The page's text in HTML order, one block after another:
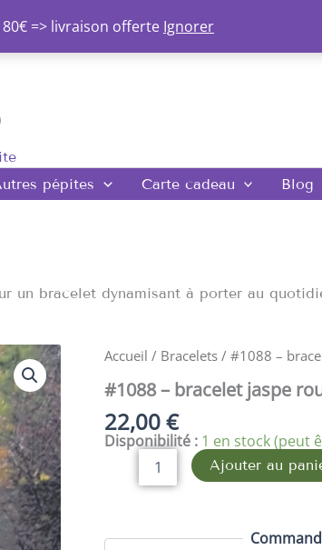
=> livraison offerte Ignorer
pépites Carte cadeau Blog
un bracelet dynamisant à porter au
Accueil / Bracelets / #1088 –
#1088 – bracelet jaspe
22,00€
Disponibilité : 1 en stock (peut
quantité
#1088
bracelet
jaspe
Ajouter au